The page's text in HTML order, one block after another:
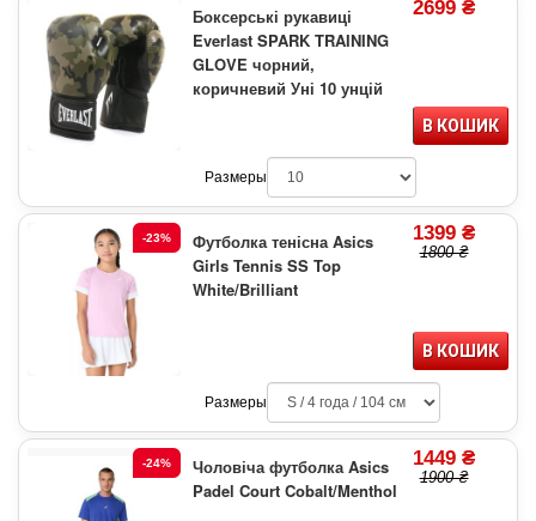
Боксерські рукавиці
Everlast SPARK TRAINING
GLOVE чорний,
коричневий Уні 10 унцій
2699 ₴
В КОШИК
Размеры
-23%
Футболка тенісна Asics
Girls Tennis SS Top
White/Brilliant
1399 ₴
1800 ₴
В КОШИК
Размеры
-24%
Чоловіча футболка Asics
Padel Court Cobalt/Menthol
1449 ₴
1900 ₴